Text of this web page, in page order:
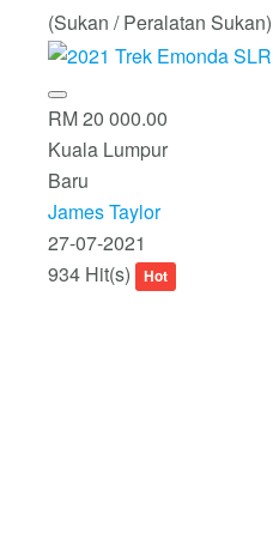
(Sukan / Peralatan Sukan)
RM 20 000.00
Kuala Lumpur
Baru
James Taylor
27-07-2021
934 Hit(s)
Hot